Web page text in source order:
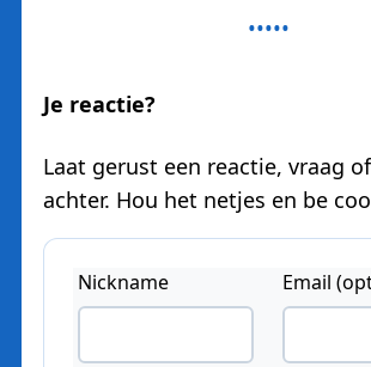
Je reactie?
Laat gerust een reactie, vraag
achter. Hou het netjes en be